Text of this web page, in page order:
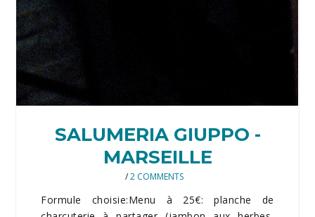
SALUMERIA GIUPPO -
MARSEILLE
/2 COMMENTS
Formule choisie:Menu à 25€: planche de